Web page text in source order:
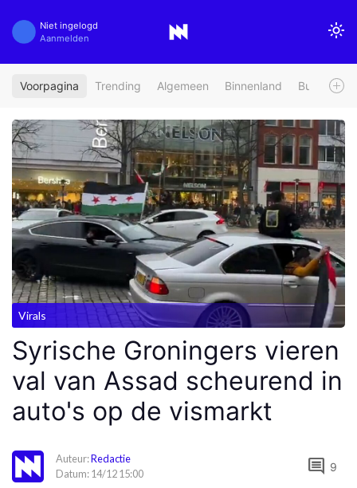
Niet ingelogd
Aanmelden
Voorpagina Trending Algemeen Binnenland Buitenland
Virals
Syrische Groningers vieren
val van Assad scheurend in
auto's op de vismarkt
Auteur:Redactie
Datum: 14/12 15:00
comment 9